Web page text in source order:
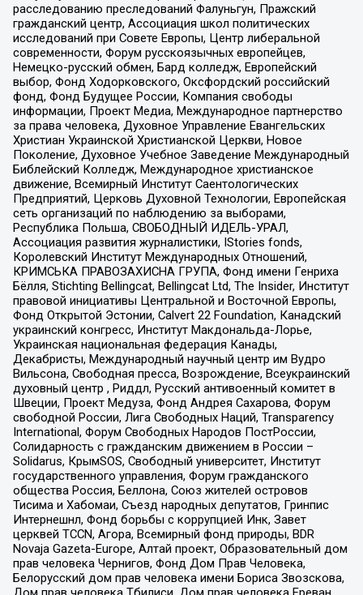
расследованию преследований Фалуньгун, Пражский
гражданский центр, Ассоциация школ политических
исследований при Совете Европы, Центр либеральной
современности, Форум русскоязычных европейцев,
Немецко-русский обмен, Бард колледж, Европейский
выбор, Фонд Ходорковского, Оксфордский российский
фонд, Фонд Будущее России, Компания свободы
информации, Проект Медиа, Международное партнерство
за права человека, Духовное Управление Евангельских
Христиан Украинской Христианской Церкви, Новое
Поколение, Духовное Учебное Заведение Международный
Библейский Колледж, Международное христианское
движение, Всемирный Институт Саентологических
Предприятий, Церковь Духовной Технологии, Европейская
сеть организаций по наблюдению за выборами,
Республика Польша, СВОБОДНЫЙ ИДЕЛЬ-УРАЛ,
Ассоциация развития журналистики, IStories fonds,
Королевский Институт Международных Отношений,
КРИМСЬКА ПРАВОЗАХИСНА ГРУПА, Фонд имени Генриха
Бёлля, Stichting Bellingcat, Bellingcat Ltd, The Insider, Институт
правовой инициативы Центральной и Восточной Европы,
Фонд Открытой Эстонии, Calvert 22 Foundation, Канадский
украинский конгресс, Институт Макдональда-Лорье,
Украинская национальная федерация Канады,
Декабристы, Международный научный центр им Вудро
Вильсона, Свободная пресса, Возрождение, Всеукраинский
духовный центр , Риддл, Русский антивоенный комитет в
Швеции, Проект Медуза, Фонд Андрея Сахарова, Форум
свободной России, Лига Свободных Наций, Transparеncy
International, Форум Свободных Народов ПостРоссии,
Солидарность с гражданским движением в России –
Solidarus, КрымSOS, Свободный университет, Институт
государственного управления, Форум гражданского
общества Россия, Беллона, Союз жителей островов
Тисима и Хабомаи, Съезд народных депутатов, Гринпис
Интернешнл, Фонд борьбы с коррупцией Инк, Завет
церквей TCCN, Агора, Всемирный фонд природы, BDR
Novaja Gazeta-Europe, Алтай проект, Образовательный дом
прав человека Чернигов, Фонд Дом Прав Человека,
Белорусский дом прав человека имени Бориса Звозскова,